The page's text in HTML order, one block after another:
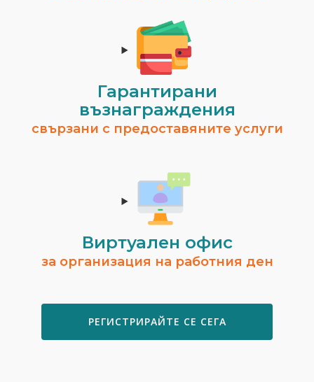
Гарантирани
възнаграждения
свързани с предоставяните услуги
Виртуален офис
за организация на работния ден
РЕГИСТРИРАЙТЕ СЕ СЕГА